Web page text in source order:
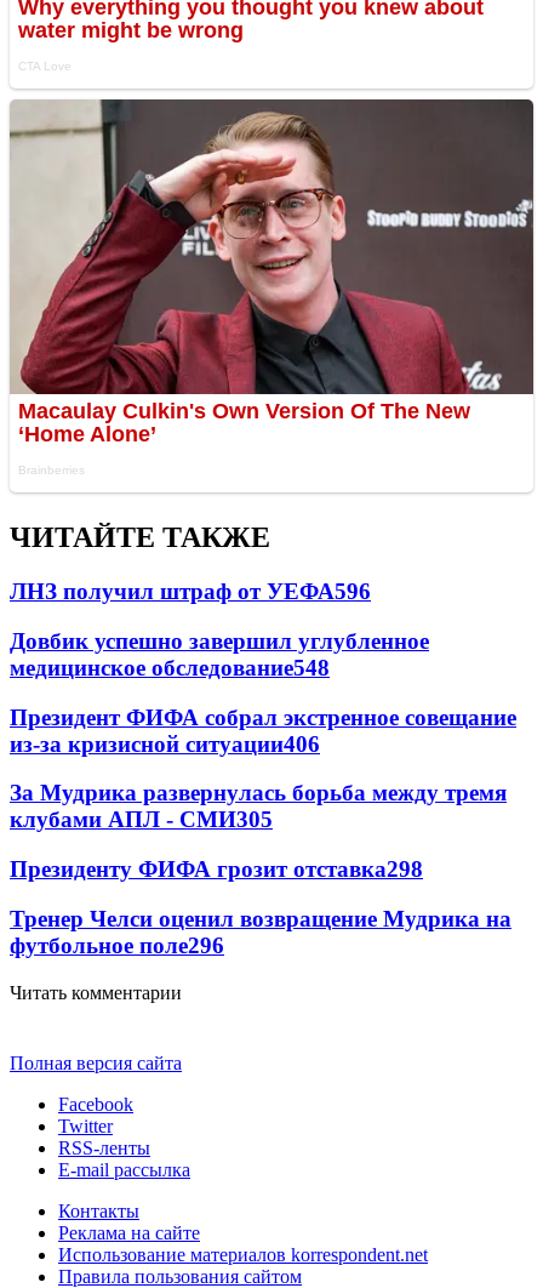
ЧИТАЙТЕ ТАКЖЕ
ЛНЗ получил штраф от УЕФА596
Довбик успешно завершил углубленное
медицинское обследование548
Президент ФИФА собрал экстренное совещание
из-за кризисной ситуации406
За Мудрика развернулась борьба между тремя
клубами АПЛ - СМИ305
Президенту ФИФА грозит отставка298
Тренер Челси оценил возвращение Мудрика на
футбольное поле296
Читать комментарии
Полная версия сайта
Facebook
Twitter
RSS-ленты
E-mail рассылка
Контакты
Реклама на сайте
Использование материалов korrespondent.net
Правила пользования сайтом